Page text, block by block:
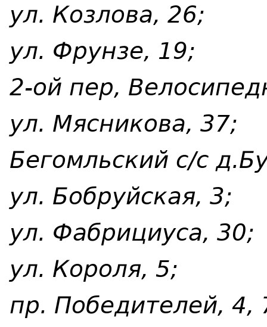
ул. Козлова, 26;
ул. Фрунзе, 19;
2-ой пер,
ул. Мясникова, 37;
Бегомльский с/с
ул. Бобруйская, 3;
ул. Фабрициуса, 30;
ул. Короля, 5;
пр. Победителей, 4,